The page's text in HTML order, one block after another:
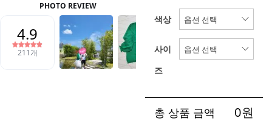
색상
사이
즈
총 상품 금액 0원